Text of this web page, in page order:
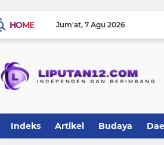
HOME
Jum'at 7 Agu 2026
Indeks Artikel Budaya